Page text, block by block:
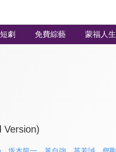
劇 免費綜藝 蒙福人生
Version)